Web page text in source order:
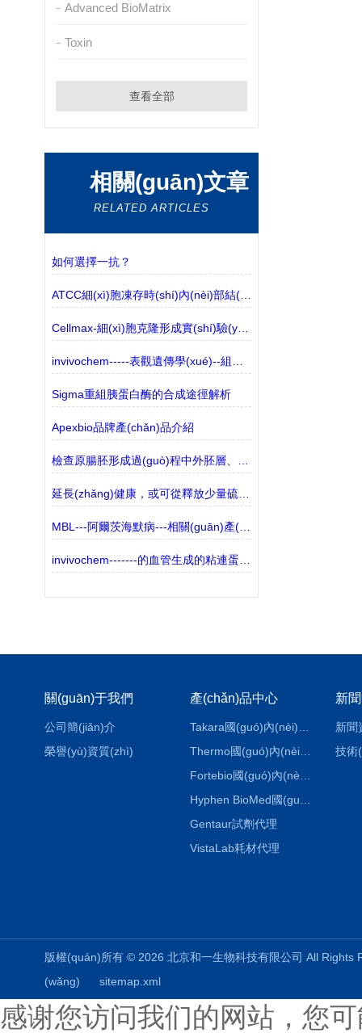
Advanced BioMatrix
Toxin
查看全部
相關(guān)文章
RELATED ARTICLES
如何選擇一抗？
ATCC細(xì)胞凍存時(shí)內(nèi)部結(jié)冰會(huì)影響細(xì)胞活性嗎
Cellmax-細(xì)胞克隆形成實(shí)驗(yàn)
Sigma重組胰蛋白酶的合成途徑解析
Apexbio品牌產(chǎn)品介紹
延長(zhǎng)健康，或可從釋放少量硫化氫氣體(H2S)的藥物中獲取機(jī)會(huì)
MBL---阿爾茨海默病---相關(guān)產(chǎn)品介紹
關(guān)于我們
公司簡(jiǎn)介
榮譽(yù)資質(zhì)
產(chǎn)品中心
Thermo國(guó)內(nèi)代理
Gentaur試劑代理
VistaLab耗材代理
新
新聞
技術
版權(quán)所有 © 2026 北京和一生物科技有限公司 All
(wǎng)
sitemap.xml
感谢您访问我们的网站，您